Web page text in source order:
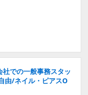
社での一般事務スタッ
由/ネイル・ピアスO